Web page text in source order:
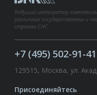
Ведущий интегратор
различных государственных и
странам СНГ.
+7 (495) 502-91-41
129515, Москва, ул.
Присоединяйтесь